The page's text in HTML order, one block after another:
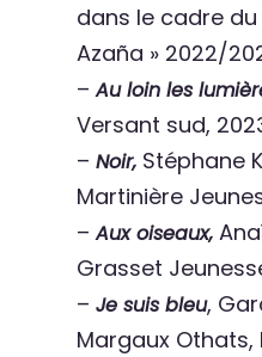
dans le cadre du
Azaña » 2022/
–Au loin les
Versant sud,
–Noir, Stéphane
Martinière
–Aux oiseaux,
Grasset
–Je suis bleu,
Margaux Othats,